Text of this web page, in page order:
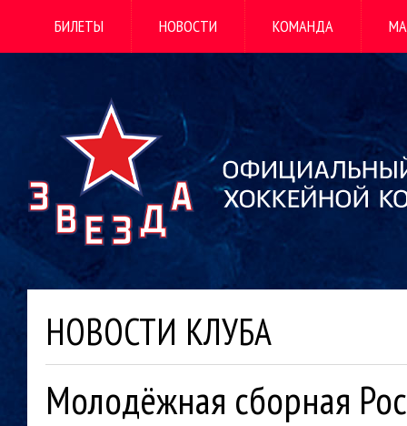
БИЛЕТЫ НОВОСТИ КОМАНДА
НОВОСТИ КЛУБА
Молодёжная сборная